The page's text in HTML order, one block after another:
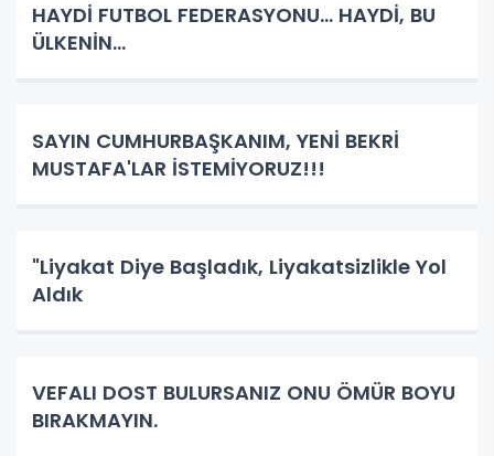
HAYDİ FUTBOL FEDERASYONU... HAYDİ, BU
ÜLKENİN...
SAYIN CUMHURBAŞKANIM, YENİ BEKRİ
MUSTAFA'LAR İSTEMİYORUZ!!!
"Liyakat Diye Başladık, Liyakatsizlikle Yol
Aldık
VEFALI DOST BULURSANIZ ONU ÖMÜR BOYU
BIRAKMAYIN.